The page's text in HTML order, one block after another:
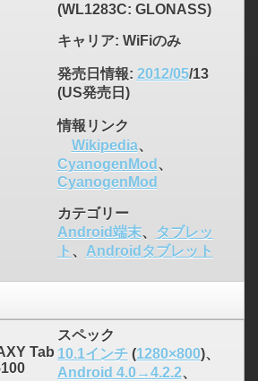
(WL1283C: GLONASS)
キャリア: WiFiのみ
発売日情報: 2012/05/13
(US発売日)
情報リンク
Wikipedia、
CyanogenMod 、
CyanogenMod
カテゴリー
Android端末、
タブレッ
ト 、 Androidタブレット
Tab
スペック
10.1インチ(1280×800)、
Android 4.0→4.2.2、